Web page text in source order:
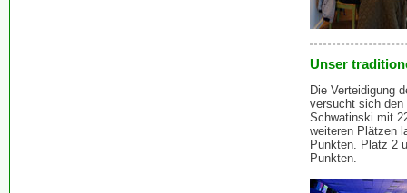
Unser
Die Verteidigung
versucht sich den
Schwatinski mit
weiteren Plätzen
Punkten. Platz 2
Punkten.